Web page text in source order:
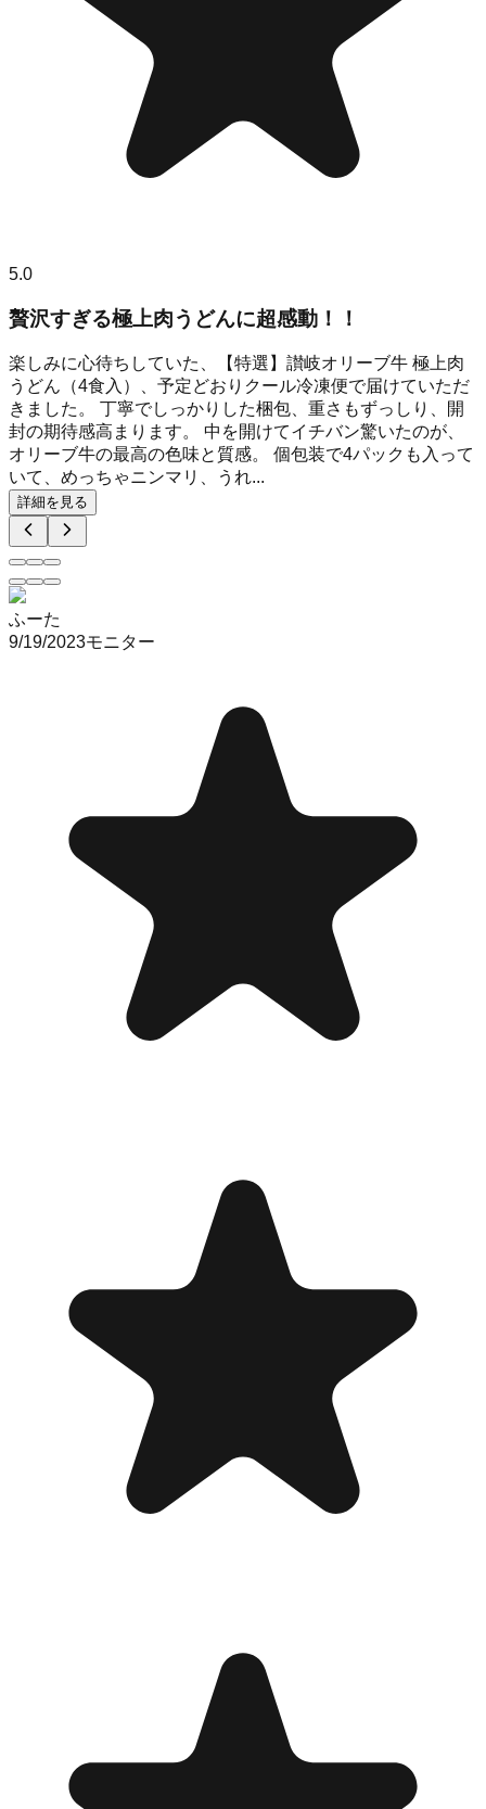
5.0
贅沢すぎる極上肉うどんに超感動！！
楽しみに心待ちしていた、【特選】讃岐オリーブ牛 極上肉
うどん（4食入）、予定どおりクール冷凍便で届けていただ
きました。 丁寧でしっかりした梱包、重さもずっしり、開
封の期待感高まります。 中を開けてイチバン驚いたのが、
オリーブ牛の最高の色味と質感。 個包装で4パックも入って
いて、めっちゃニンマリ、うれ...
詳細を見る
ふーた
9/19/2023モニター